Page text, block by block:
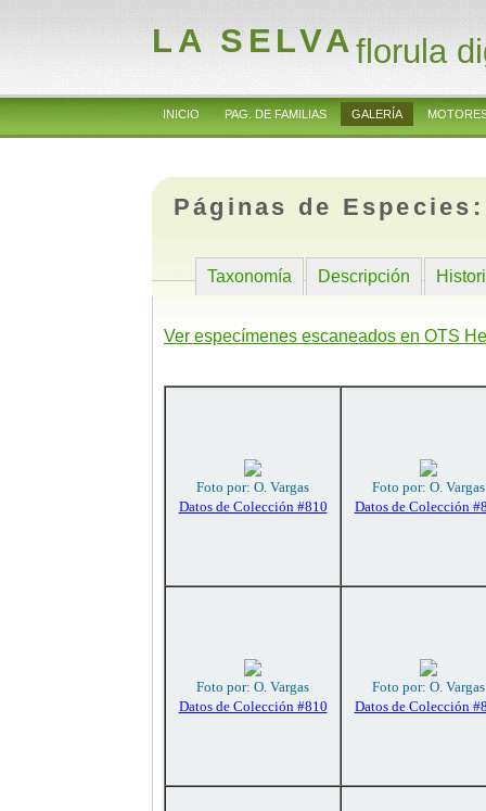
LA SELVAflorula
INICIO PAG. DE FAMILIAS GALERÍA
Páginas de
Taxonomía Descripción
Ver especímenes escaneados en OTS
Foto por: O. Vargas
Datos de Colección #810
Foto por: O. Vargas
Datos de Colección
Foto por: O. Vargas
Datos de Colección #810
Foto por: O. Vargas
Datos de Colección